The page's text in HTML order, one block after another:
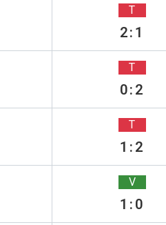
T
2:1
T
0:2
T
1:2
V
1:0